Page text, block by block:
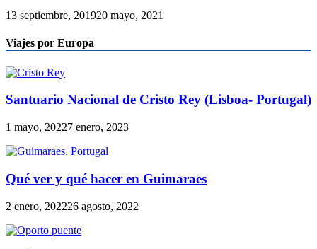
13 septiembre, 201920 mayo, 2021
Viajes por Europa
Santuario Nacional de Cristo Rey (Lisboa- Portugal)
1 mayo, 20227 enero, 2023
Qué ver y qué hacer en Guimaraes
2 enero, 202226 agosto, 2022